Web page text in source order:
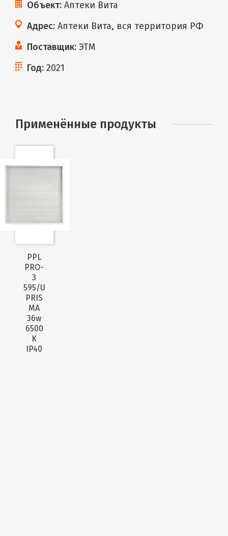
Объект: Аптеки Вита
Адрес: Аптеки Вита, вся территория РФ
Поставщик: ЭТМ
Год: 2021
Применённые продукты
PPL
PRO-
3
595/U
PRIS
MA
36w
6500
K
IP40